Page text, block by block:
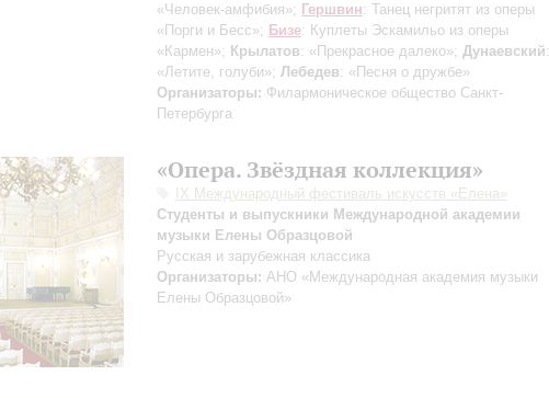
«Человек-амфибия»; Гершвин: Танец негритят из оперы
«Порги и Бесс»; Бизе: Куплеты Эскамильо из оперы
«Кармен»; Крылатов: «Прекрасное далеко»; Дунаевский:
«Летите, голуби»; Лебедев: «Песня о дружбе»
Организаторы: Филармоническое общество Санкт-
Петербурга
«Опера. Звёздная коллекция»
IX Международный фестиваль искусств «Елена»
Студенты и выпускники Международной академии
музыки Елены Образцовой
Русская и зарубежная классика
Организаторы: АНО «Международная академия музыки
Елены Образцовой»